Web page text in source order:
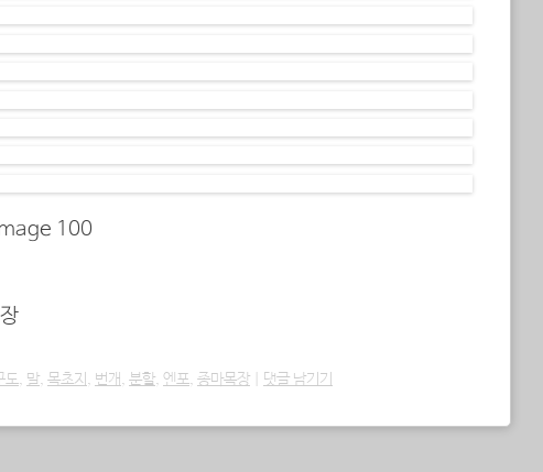
100
도, 말, 목초지 , 번개, 분할, 엔포, 종마목장 댓글 남기기